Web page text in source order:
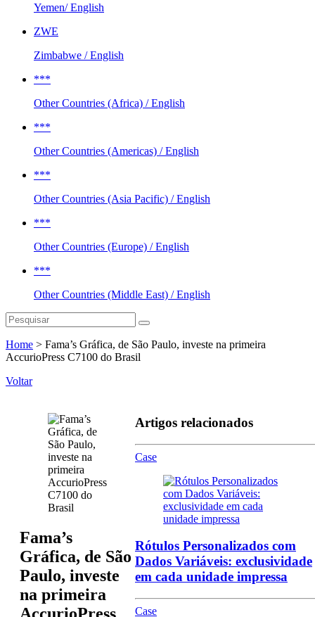
Yemen/ English
ZWE
Zimbabwe / English
***
Other Countries (Africa) / English
***
Other Countries (Americas) / English
***
Other Countries (Asia Pacific) / English
***
Other Countries (Europe) / English
***
Other Countries (Middle East) / English
Home > Fama’s Gráfica, de São Paulo, investe na primeira
AccurioPress C7100 do Brasil
Voltar
Fama’s
Gráfica, de São
Paulo, investe
na primeira
Artigos relacionados
Case
Rótulos Personalizados com
Dados Variáveis: exclusividade
em cada unidade impressa
Case